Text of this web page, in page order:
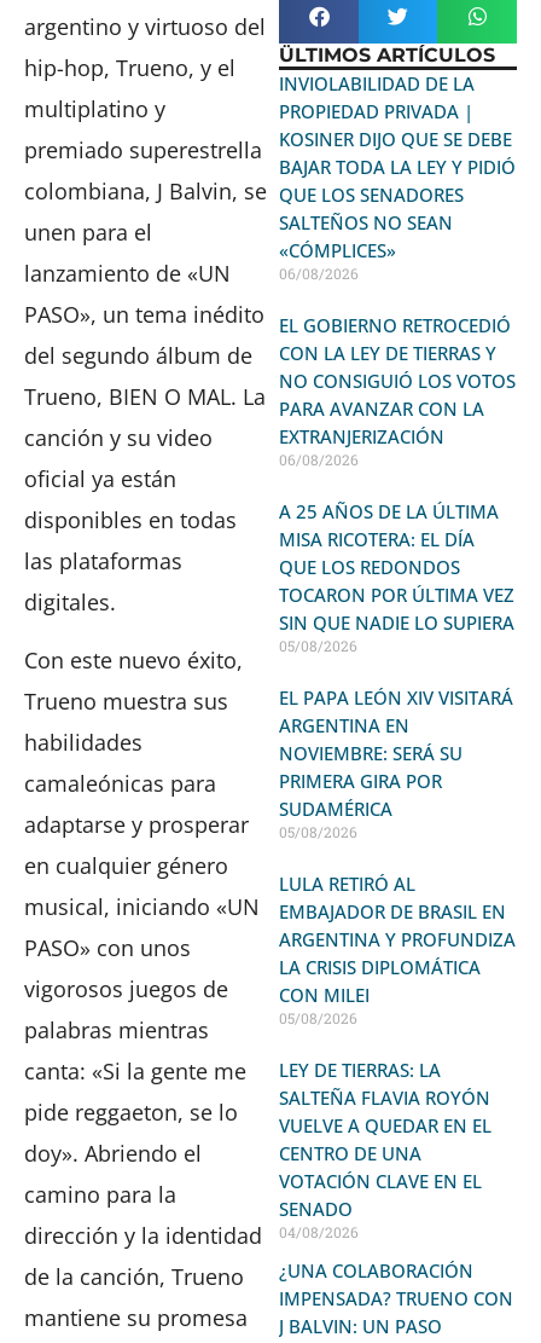
argentino y virtuoso del
hip-hop, Trueno, y el
multiplatino y
premiado superestrella
colombiana, J Balvin, se
unen para el
lanzamiento de «UN
PASO», un tema inédito
del segundo álbum de
Trueno, BIEN O MAL. La
canción y su video
oficial ya están
disponibles en todas
las plataformas
digitales.
Con este nuevo éxito,
Trueno muestra sus
habilidades
camaleónicas para
adaptarse y prosperar
en cualquier género
musical, iniciando «UN
PASO» con unos
vigorosos juegos de
palabras mientras
canta: «Si la gente me
pide reggaeton, se lo
doy». Abriendo el
camino para la
dirección y la identidad
de la canción, Trueno
mantiene su promesa
ÜLTIMOS ARTÍCULOS
INVIOLABILIDAD DE LA
PROPIEDAD PRIVADA |
KOSINER DIJO QUE SE DEBE
BAJAR TODA LA LEY Y PIDIÓ
QUE LOS SENADORES
SALTEÑOS NO SEAN
«CÓMPLICES»
06/08/2026
EL GOBIERNO RETROCEDIÓ
CON LA LEY DE TIERRAS Y
NO CONSIGUIÓ LOS VOTOS
PARA AVANZAR CON LA
EXTRANJERIZACIÓN
06/08/2026
A 25 AÑOS DE LA ÚLTIMA
MISA RICOTERA: EL DÍA
QUE LOS REDONDOS
TOCARON POR ÚLTIMA VEZ
SIN QUE NADIE LO SUPIERA
05/08/2026
EL PAPA LEÓN XIV VISITARÁ
ARGENTINA EN
NOVIEMBRE: SERÁ SU
PRIMERA GIRA POR
SUDAMÉRICA
05/08/2026
LULA RETIRÓ AL
EMBAJADOR DE BRASIL EN
ARGENTINA Y PROFUNDIZA
LA CRISIS DIPLOMÁTICA
CON MILEI
05/08/2026
LEY DE TIERRAS: LA
SALTEÑA FLAVIA ROYÓN
VUELVE A QUEDAR EN EL
CENTRO DE UNA
VOTACIÓN CLAVE EN EL
SENADO
04/08/2026
¿UNA COLABORACIÓN
IMPENSADA? TRUENO CON
J BALVIN: UN PASO